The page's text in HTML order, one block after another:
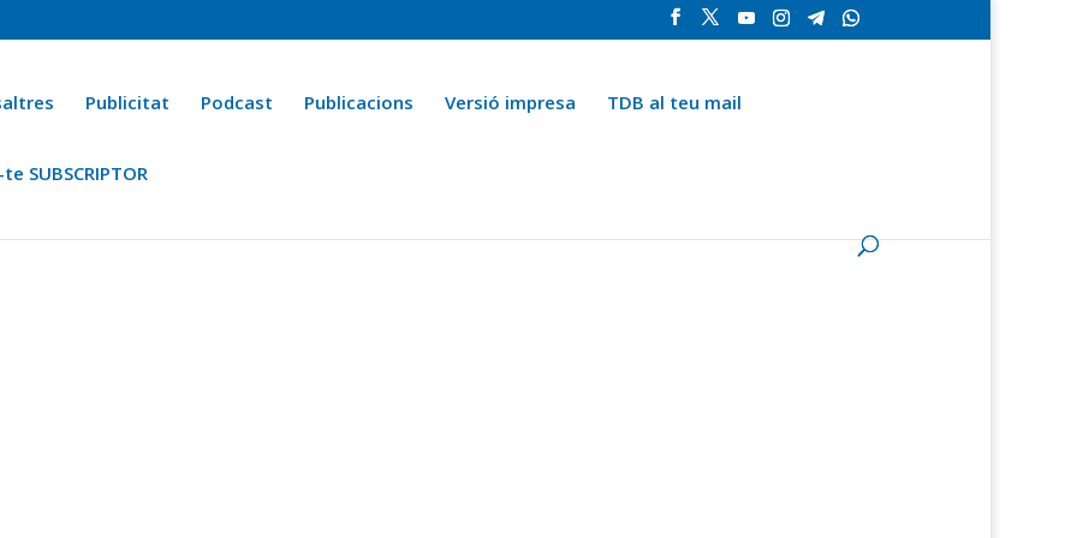
Publicitat Podcast Publicacions Versió impresa TDB al teu mail
SUBSCRIPTOR
Ara fa 25 anys